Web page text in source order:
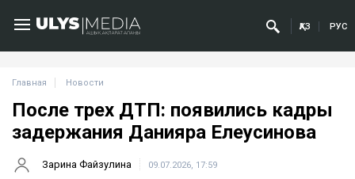
ҚАЗ РУС
Главная Новости
После трех ДТП: появились кадры
задержания Данияра Елеусинова
Зарина Файзулина 09.07.2026, 17:59